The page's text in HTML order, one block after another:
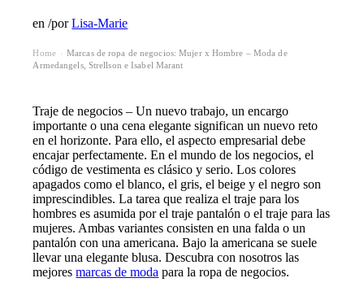
en/porLisa-Marie
Home
Marcas de ropa de negocios: Mujer x Hombre – Moda de
Armedangels, Strellson e Isabel Marant
Traje de negocios – Un nuevo trabajo, un encargo
importante o una cena elegante significan un nuevo reto
en el horizonte. Para ello, el aspecto empresarial debe
encajar perfectamente. En el mundo de los negocios, el
código de vestimenta es clásico y serio. Los colores
apagados como el blanco, el gris, el beige y el negro son
imprescindibles. La tarea que realiza el traje para los
hombres es asumida por el traje pantalón o el traje para las
mujeres. Ambas variantes consisten en una falda o un
pantalón con una americana. Bajo la americana se suele
llevar una elegante blusa. Descubra con nosotros las
mejoresmarcas de moda para la ropa de negocios.